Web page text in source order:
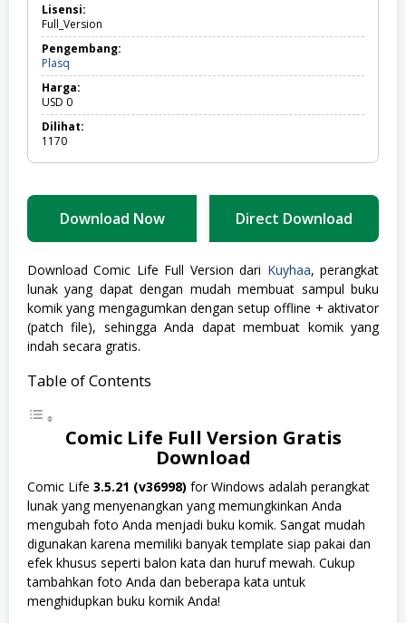
Lisensi:
Full_Version
Pengembang:
Plasq
Harga:
USD 0
Dilihat:
1170
Download Now Direct Download
Download Comic Life Full Version dari Kuyhaa, perangkat
lunak yang dapat dengan mudah membuat sampul buku
komik yang mengagumkan dengan setup offline + aktivator
(patch file), sehingga Anda dapat membuat komik yang
indah secara gratis.
Table of Contents
Comic Life Full Version Gratis
Download
Comic Life 3.5.21 (v36998) for Windows adalah perangkat
lunak yang menyenangkan yang memungkinkan Anda
mengubah foto Anda menjadi buku komik. Sangat mudah
digunakan karena memiliki banyak template siap pakai dan
efek khusus seperti balon kata dan huruf mewah. Cukup
tambahkan foto Anda dan beberapa kata untuk
menghidupkan buku komik Anda!